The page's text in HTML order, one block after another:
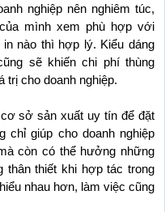
nghiệp nên nghiêm túc,
mình xem phù hợp với
nào thì hợp lý. Kiểu dáng
sẽ khiến chi phí thùng
trị cho doanh nghiệp.
sở sản xuất uy tín để đặt
chỉ giúp cho doanh nghiệp
còn có thể hưởng những
thân thiết khi hợp tác trong
nhau hơn, làm việc cũng